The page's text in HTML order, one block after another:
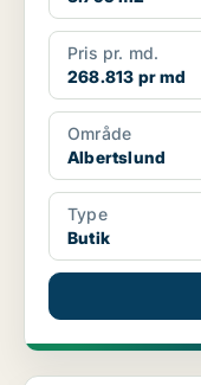
Pris pr. md.
268.813 pr md
Område
Albertslund
Type
Butik